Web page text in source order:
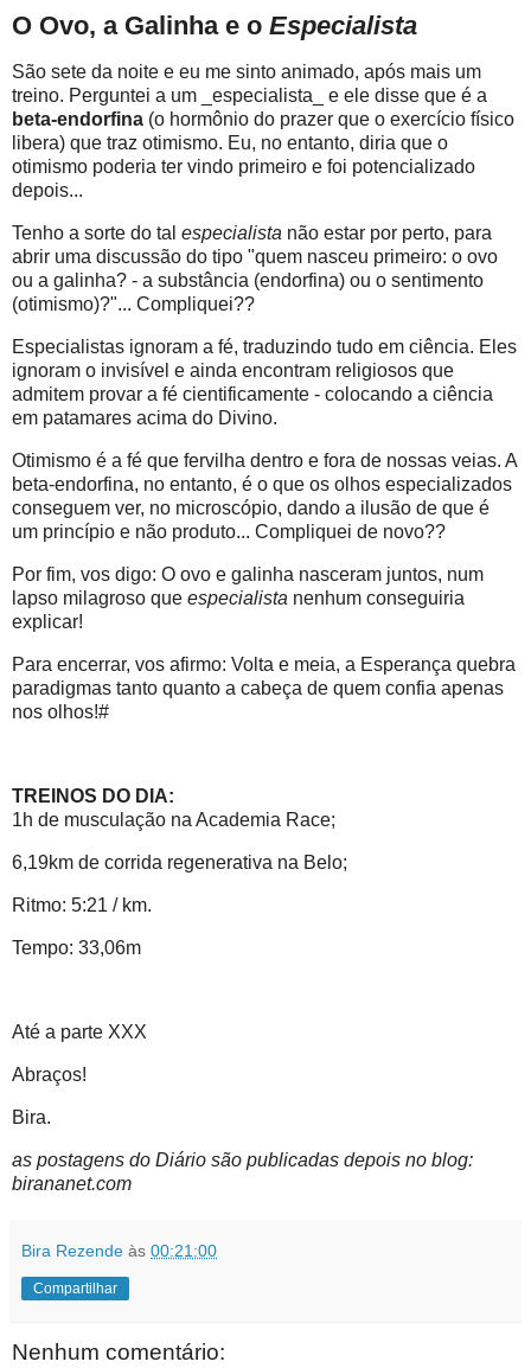
O Ovo, a Galinha e o Especialista
São sete da noite e eu me sinto animado, após mais um
treino. Perguntei a um _especialista_ e ele disse que é a
beta-endorfina (o hormônio do prazer que o exercício físico
libera) que traz otimismo. Eu, no entanto, diria que o
otimismo poderia ter vindo primeiro e foi potencializado
depois...
Tenho a sorte do tal especialista não estar por perto, para
abrir uma discussão do tipo "quem nasceu primeiro: o ovo
ou a galinha? - a substância (endorfina) ou o sentimento
(otimismo)?"... Compliquei??
Especialistas ignoram a fé, traduzindo tudo em ciência. Eles
ignoram o invisível e ainda encontram religiosos que
admitem provar a fé cientificamente - colocando a ciência
em patamares acima do Divino.
Otimismo é a fé que fervilha dentro e fora de nossas veias. A
beta-endorfina, no entanto, é o que os olhos especializados
conseguem ver, no microscópio, dando a ilusão de que é
um princípio e não produto... Compliquei de novo??
Por fim, vos digo: O ovo e galinha nasceram juntos, num
lapso milagroso que especialista nenhum conseguiria
explicar!
Para encerrar, vos afirmo: Volta e meia, a Esperança quebra
paradigmas tanto quanto a cabeça de quem confia apenas
nos olhos!#
TREINOS DO DIA:
1h de musculação na Academia Race;
6,19km de corrida regenerativa na Belo;
Ritmo: 5:21 / km.
Tempo: 33,06m
Até a parte XXX
Abraços!
Bira.
as postagens do Diário são publicadas depois no blog:
birananet.com
Bira Rezende às 00:21:00
Compartilhar
Nenhum comentário: